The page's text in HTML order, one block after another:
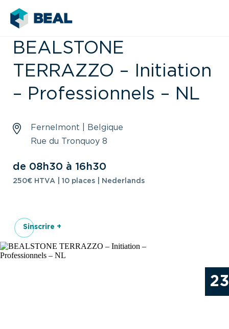
23
BEALSTONE
TERRAZZO – Initiation
– Professionnels – NL
Fernelmont | Belgique
Rue du Tronquoy 8
de 08h30 à 16h30
250€ HTVA | 10 places | Nederlands
Sinscrire +